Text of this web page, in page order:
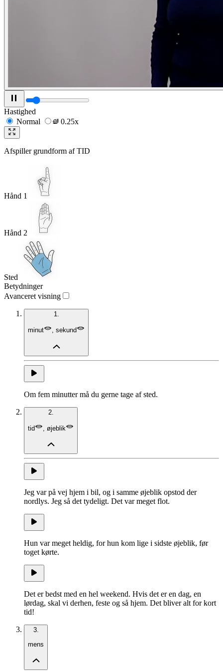
Hastighed
Normal
0.25x
Afspiller grundform afTID
Hånd 1
Hånd 2
Sted
Betydninger
Avanceret visning
1.
minut , sekund
Om fem minutter må du gerne tage af sted.
2.
tid øjeblik
Jeg var på vej hjem i bil, og i samme øjeblik opstod der
nordlys. Jeg så det tydeligt. Det var meget flot.
Hun var meget heldig, for hun kom lige i sidste øjeblik, før
toget kørte.
Det er bedst med en hel weekend. Hvis det er en dag, en
lørdag, skal vi derhen, feste og så hjem. Det bliver alt for kort
tid!
3.
mens